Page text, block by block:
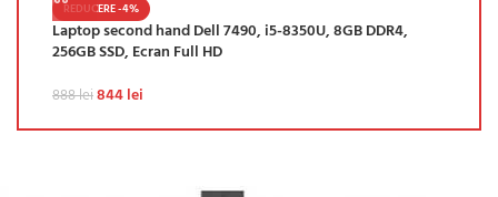
REDUCERE -4%
Laptop second hand Dell 7490, i5-8350U, 8GB DDR4,
256GB SSD, Ecran Full HD
888lei844lei